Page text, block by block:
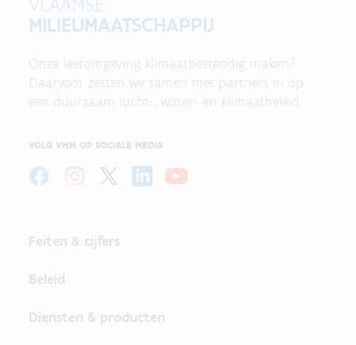
MILIEUMAATSCHAPPIJ
Onze leefomgeving klimaatbestendig maken?
Daarvoor zetten we samen met partners in op
een duurzaam lucht-, water- en klimaatbeleid.
VOLG VMM OP SOCIALE MEDIA
Feiten & cijfers
Beleid
Diensten & producten